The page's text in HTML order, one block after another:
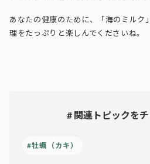
あなたの健康のために、「海のミルク
理をたっぷりと楽しんでくださいね。
# 関連トピックを
#牡蠣（カキ）